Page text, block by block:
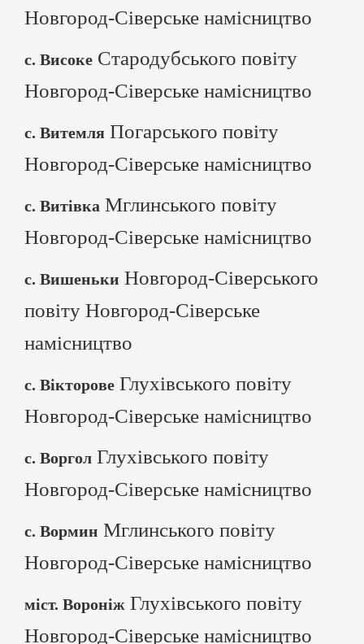
Новгород-Сіверське намісництво
с. Високе Стародубського повіту
Новгород-Сіверське намісництво
с. Витемля Погарського повіту
Новгород-Сіверське намісництво
с. Витівка Мглинського повіту
Новгород-Сіверське намісництво
с. Вишеньки Новгород-Сіверського
повіту Новгород-Сіверське
намісництво
с. Вікторове Глухівського повіту
Новгород-Сіверське намісництво
с. Воргол Глухівського повіту
Новгород-Сіверське намісництво
с. Вормин Мглинського повіту
Новгород-Сіверське намісництво
міст. Вороніж Глухівського повіту
Новгород-Сіверське намісництво